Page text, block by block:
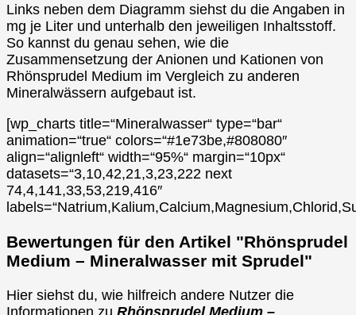
Links neben dem Diagramm siehst du die Angaben in
mg je Liter und unterhalb den jeweiligen Inhaltsstoff.
So kannst du genau sehen, wie die
Zusammensetzung der Anionen und Kationen von
Rhönsprudel Medium im Vergleich zu anderen
Mineralwässern aufgebaut ist.
[wp_charts title=“Mineralwasser“ type=“bar“
animation=“true“ colors=“#1e73be,#808080″
align=“alignleft“ width=“95%“ margin=“10px“
datasets=“3,10,42,21,3,23,222 next
74,4,141,33,53,219,416″
Bewertungen für den Artikel "Rhönsprudel
Medium – Mineralwasser mit Sprudel"
Hier siehst du, wie hilfreich andere Nutzer die